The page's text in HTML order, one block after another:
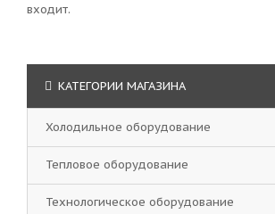
входит.
КАТЕГОРИИ МАГАЗИНА
Холодильное оборудование
Тепловое оборудование
Технологическое оборудование